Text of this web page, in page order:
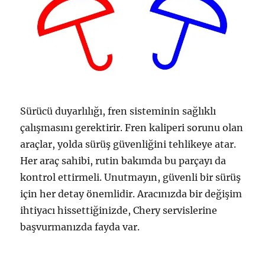
Sürücü duyarlılığı, fren sisteminin sağlıklı
çalışmasını gerektirir. Fren kaliperi sorunu olan
araçlar, yolda sürüş güvenliğini tehlikeye atar.
Her araç sahibi, rutin bakımda bu parçayı da
kontrol ettirmeli. Unutmayın, güvenli bir sürüş
için her detay önemlidir. Aracınızda bir değişim
ihtiyacı hissettiğinizde, Chery servislerine
başvurmanızda fayda var.